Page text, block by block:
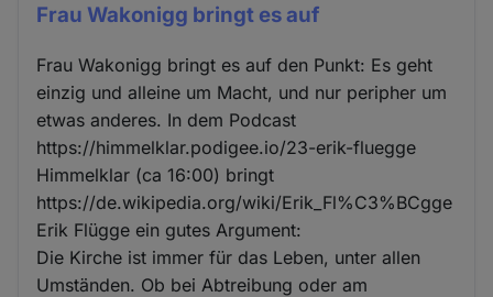
Frau Wakonigg bringt es auf
Frau Wakonigg bringt es auf den Punkt: Es geht
einzig und alleine um Macht, und nur peripher um
etwas anderes. In dem Podcast
https://himmelklar.podigee.io/23-erik-fluegge
Himmelklar (ca 16:00) bringt
https://de.wikipedia.org/wiki/Erik_Fl%C3%BCgge
Erik Flügge ein gutes Argument:
Die Kirche ist immer für das Leben, unter allen
Umständen. Ob bei Abtreibung oder am